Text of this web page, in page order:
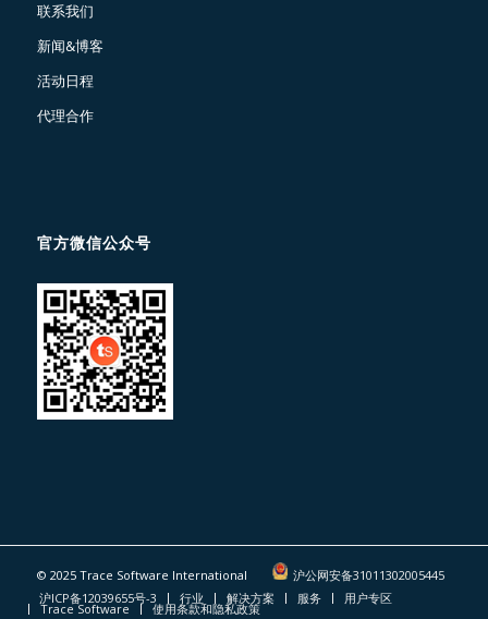
联系我们
新闻&博客
活动日程
代理合作
官方微信公众号
© 2025 Trace Software International
沪公网安备31011302005445
沪ICP备12039655号-3
行业 解决方案 服务 用户专区
Trace Software 使用条款和隐私政策